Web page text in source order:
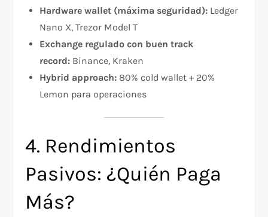
Hardware wallet (máxima seguridad): Ledger
Nano X, Trezor Model T
Exchange regulado con buen track
record: Binance, Kraken
Hybrid approach: 80% cold wallet + 20%
Lemon para operaciones
4. Rendimientos
Pasivos: ¿Quién Paga
Más?